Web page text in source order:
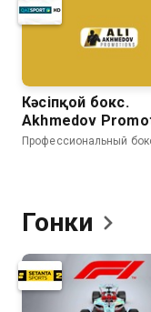
Кәсіпқой бокс.
Akhmedov
Профессиональный
Гонки